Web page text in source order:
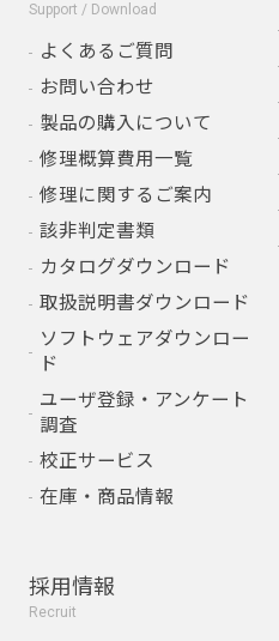
Support / Download
よくあるご質問
お問い合わせ
製品の購入について
修理概算費用一覧
修理に関するご案内
該非判定書類
カタログダウンロード
取扱説明書ダウンロード
ソフトウェアダウンロー
ド
ユーザ登録・アンケート
調査
校正サービス
在庫・商品情報
採用情報
Recruit